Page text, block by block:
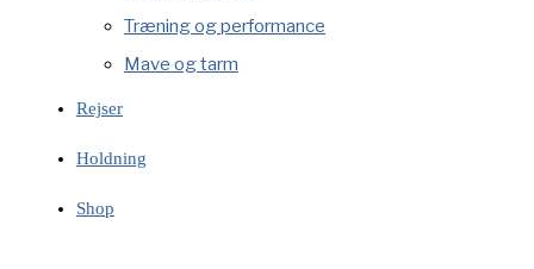
Træning og performance
Mave og tarm
Rejser
Holdning
Shop